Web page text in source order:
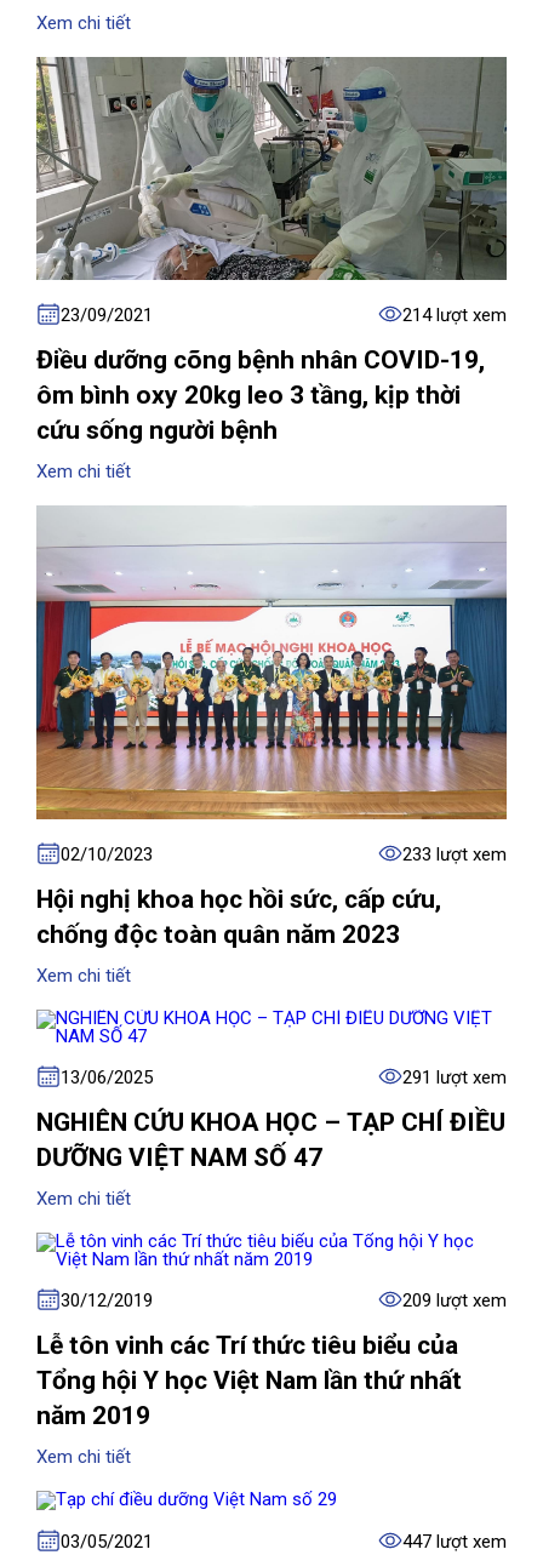
Xem chi tiết
23/09/2021 214 lượt xem
Điều dưỡng cõng bệnh nhân COVID-19,
ôm bình oxy 20kg leo 3 tầng, kịp thời
cứu sống người bệnh
Xem chi tiết
02/10/2023 233 lượt xem
Hội nghị khoa học hồi sức, cấp cứu,
chống độc toàn quân năm 2023
Xem chi tiết
13/06/2025 291 lượt xem
NGHIÊN CỨU KHOA HỌC – TẠP CHÍ ĐIỀU
DƯỠNG VIỆT NAM SỐ 47
Xem chi tiết
30/12/2019 209 lượt xem
Lễ tôn vinh các Trí thức tiêu biểu của
Tổng hội Y học Việt Nam lần thứ nhất
năm 2019
Xem chi tiết
03/05/2021 447 lượt xem